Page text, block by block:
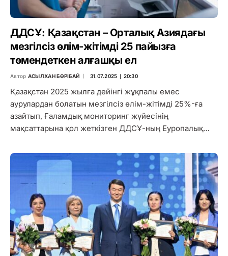
ДДСҰ: Қазақстан – Орталық Азиядағы
мезгілсіз өлім-жітімді 25 пайызға
төмендеткен алғашқы ел
Автор АСЫЛХАН БӨРІБАЙ 31.07.2025 ∣ 20:30
Қазақстан 2025 жылға дейінгі жұқпалы емес
аурулардан болатын мезгілсіз өлім-жітімді 25%-ға
азайтып, Ғаламдық мониторинг жүйесінің
мақсаттарына қол жеткізген ДДСҰ-ның Еуропалық…